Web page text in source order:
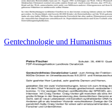
Gentechnologie und Humanismus